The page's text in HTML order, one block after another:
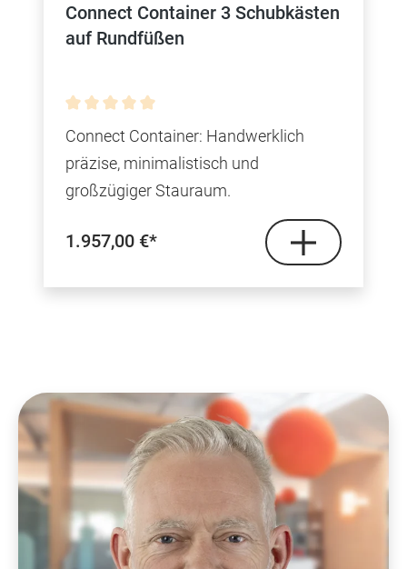
Connect Container 3 Schubkästen
auf Rundfüßen
Durchschnittliche Bewertung von 0 von 5
Connect Container: Handwerklich
präzise, minimalistisch und
großzügiger Stauraum.
1.957,00 €*